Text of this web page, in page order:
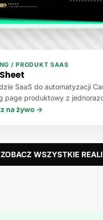
/ PRODUKT SAAS
SaaS do automatyzacji
page produktowy z
na żywo →
ZOBACZ WSZYSTKIE